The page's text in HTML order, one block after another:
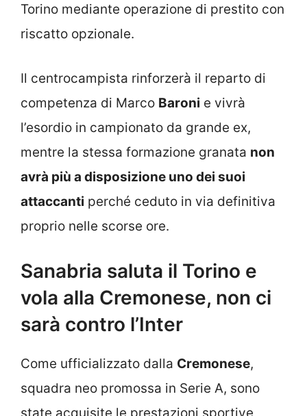
Torino mediante operazione di prestito con
riscatto opzionale.
Il centrocampista rinforzerà il reparto di
competenza di Marco Baroni e vivrà
l’esordio in campionato da grande ex,
mentre la stessa formazione granata non
avrà più a disposizione uno dei suoi
attaccanti perché ceduto in via definitiva
proprio nelle scorse ore.
Sanabria saluta il Torino e
vola alla Cremonese, non ci
sarà contro l’Inter
Come ufficializzato dalla Cremonese,
squadra neo promossa in Serie A, sono